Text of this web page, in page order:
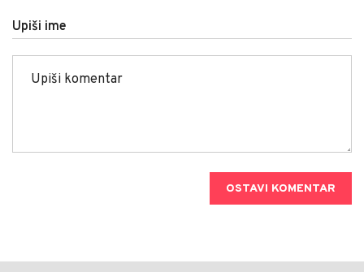
Upiši ime
OSTAVI KOMENTAR